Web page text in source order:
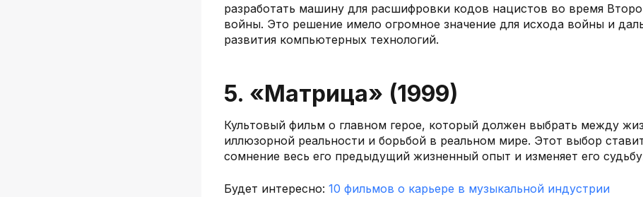
разработать машину для расшифровки кодов нацистов во время
войны. Это решение имело огромное значение для исхода войны и
развития компьютерных технологий.
5. «Матрица» (1999)
Культовый фильм о главном герое, который должен выбрать между
иллюзорной реальности и борьбой в реальном мире. Этот выбор
сомнение весь его предыдущий жизненный опыт и изменяет его
Будет интересно:10 фильмов о карьере в музыкальной индустрии